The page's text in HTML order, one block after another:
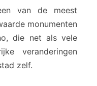
van de meest
monumenten
die net als vele
veranderingen
zelf.